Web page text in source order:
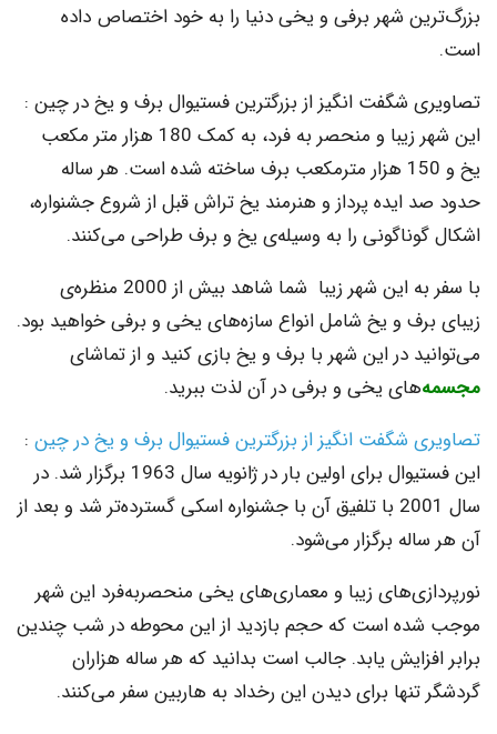
شهر برفی و یخی دنیا را به خود اختصاص داده
شگفت انگیز از بزرگترین فستیوال برف و یخ در چین :
این شهر زیبا و منحصر به فرد، به کمک 180 هزار متر مکعب
یخ و 150 هزار مترمکعب برف ساخته شده است. هر ساله
پرداز و هنرمند یخ تراش قبل از شروع جشنواره،
را به وسیله‌ی یخ و برف طراحی می‌کنند.
با سفر به این شهر زیبا شما شاهد بیش از 2000 منظره‌ی
و یخ شامل انواع سازه‌های یخی و برفی خواهید بود.
در این شهر با برف و یخ بازی کنید و از تماشای
های یخی و برفی در آن لذت ببرید.
شگفت انگیز از بزرگترین فستیوال برف و یخ در چین:
این فستیوال برای اولین بار در ژانویه سال 1963 برگزار شد. در
سال 2001 با تلفیق آن با جشنواره اسکی گسترده‌تر شد و بعد از
برگزار می‌شود.
زیبا و معماری‌های یخی منحصربه‌فرد این شهر
است که حجم بازدید از این محوطه در شب چندین
یابد. جالب است بدانید که هر ساله هزاران
برای دیدن این رخداد به هاربین سفر می‌کنند.